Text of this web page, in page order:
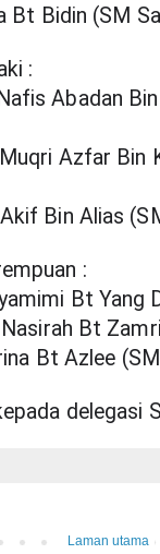
Bt Bidin (SM
:
Abadan
Azfar Bin
Bin Alias
:
Bt Yang
Bt
Bt Azlee
delegasi
Laman utama